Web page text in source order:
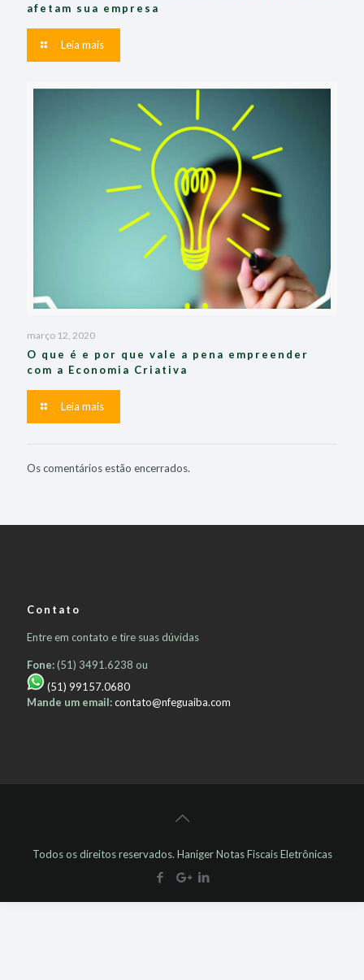
afetam sua empresa
Leia mais
março 12, 2020
O que é e por que vale a pena empreender
com a Economia Criativa
Leia mais
Os comentários estão encerrados.
Contato
Entre em contato e tire suas dúvidas
Fone:(51) 3491.6238 ou
(51) 99157.0680
Mande um email:contato@nfeguaiba.com
Todos os direitos reservados. Haniger Notas Fiscais Eletrônicas